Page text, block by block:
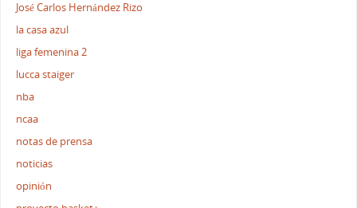
José Carlos Hernández Rizo
la casa azul
liga femenina 2
lucca staiger
nba
ncaa
notas de prensa
noticias
opinión